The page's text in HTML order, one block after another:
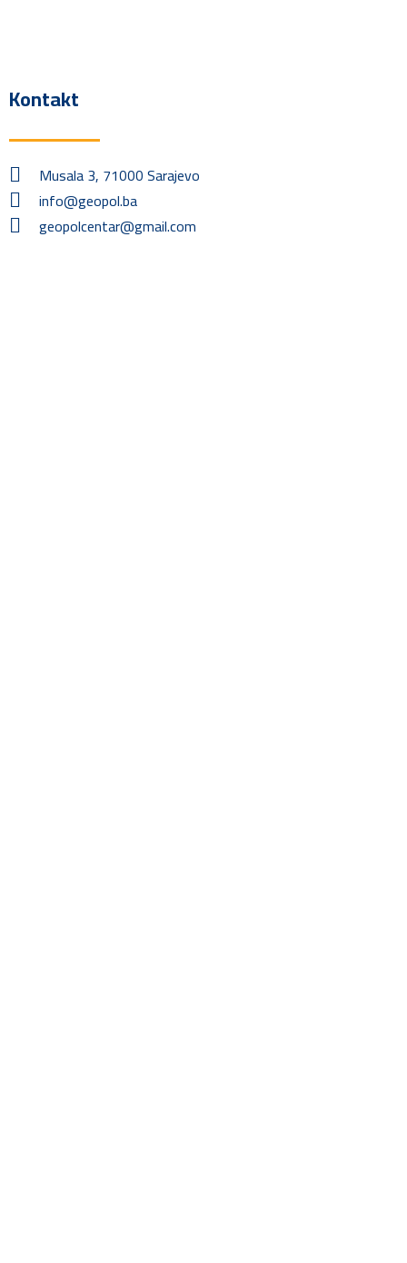
Kontakt
Musala 3, 71000 Sarajevo
info@geopol.ba
geopolcentar@gmail.com